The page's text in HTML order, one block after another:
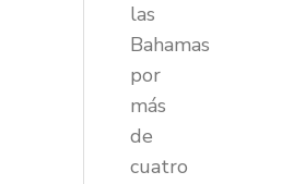
las
Bahamas
por
más
de
cuatro